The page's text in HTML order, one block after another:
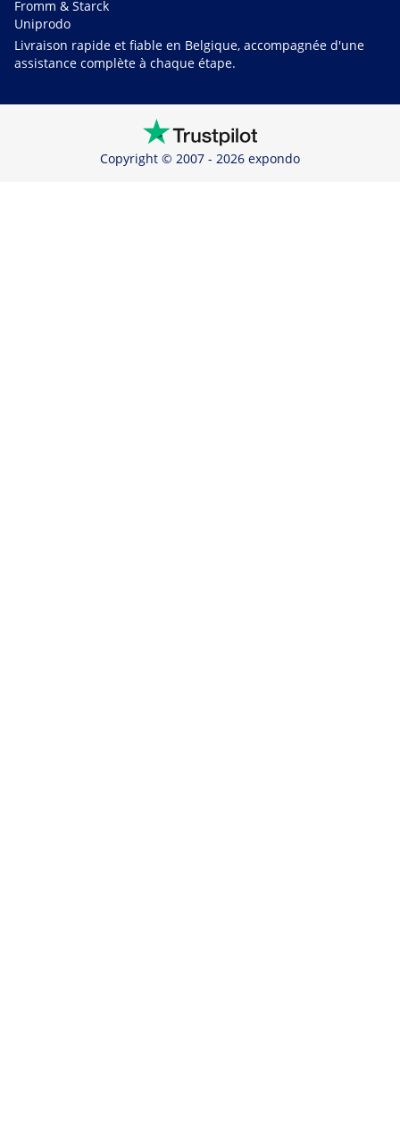
Fromm & Starck
Uniprodo
Livraison rapide et fiable en Belgique, accompagnée d'une
assistance complète à chaque étape.
Copyright © 2007 - 2026 expondo